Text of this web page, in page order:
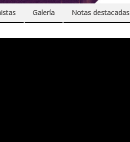
Galería Notas destacadas